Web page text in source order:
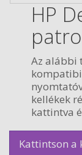
HP
Az alábbi
kellékek
kattintva
Kattintson a